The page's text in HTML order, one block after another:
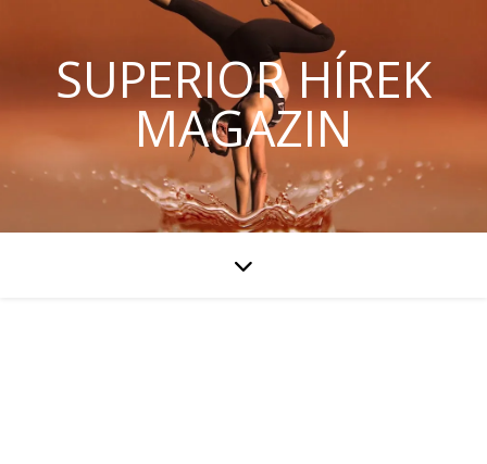
SUPERIOR HÍREK
MAGAZIN